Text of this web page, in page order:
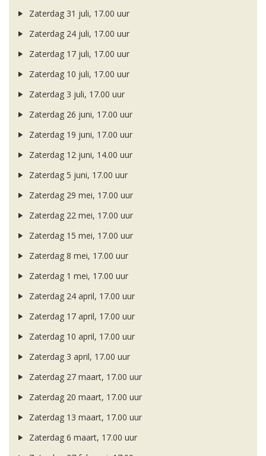
Zaterdag 31 juli, 17.00 uur
Zaterdag 24 juli, 17.00 uur
Zaterdag 17 juli, 17.00 uur
Zaterdag 10 juli, 17.00 uur
Zaterdag 3 juli, 17.00 uur
Zaterdag 26 juni, 17.00 uur
Zaterdag 19 juni, 17.00 uur
Zaterdag 12 juni, 14.00 uur
Zaterdag 5 juni, 17.00 uur
Zaterdag 29 mei, 17.00 uur
Zaterdag 22 mei, 17.00 uur
Zaterdag 15 mei, 17.00 uur
Zaterdag 8 mei, 17.00 uur
Zaterdag 1 mei, 17.00 uur
Zaterdag 24 april, 17.00 uur
Zaterdag 17 april, 17.00 uur
Zaterdag 10 april, 17.00 uur
Zaterdag 3 april, 17.00 uur
Zaterdag 27 maart, 17.00 uur
Zaterdag 20 maart, 17.00 uur
Zaterdag 13 maart, 17.00 uur
Zaterdag 6 maart, 17.00 uur